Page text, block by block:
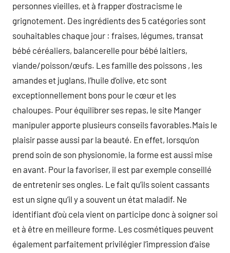
personnes vieilles, et à frapper d’ostracisme le
grignotement. Des ingrédients des 5 catégories sont
souhaitables chaque jour : fraises, légumes, transat
bébé céréaliers, balancerelle pour bébé laitiers,
viande/poisson/œufs. Les famille des poissons , les
amandes et juglans, l’huile d’olive, etc sont
exceptionnellement bons pour le cœur et les
chaloupes. Pour équilibrer ses repas, le site Manger
manipuler apporte plusieurs conseils favorables.Mais le
plaisir passe aussi par la beauté. En effet, lorsqu’on
prend soin de son physionomie, la forme est aussi mise
en avant. Pour la favoriser, il est par exemple conseillé
de entretenir ses ongles. Le fait qu’ils soient cassants
est un signe qu’il y a souvent un état maladif. Ne
identifiant d’où cela vient on participe donc à soigner soi
et à être en meilleure forme. Les cosmétiques peuvent
également parfaitement privilégier l’impression d’aise